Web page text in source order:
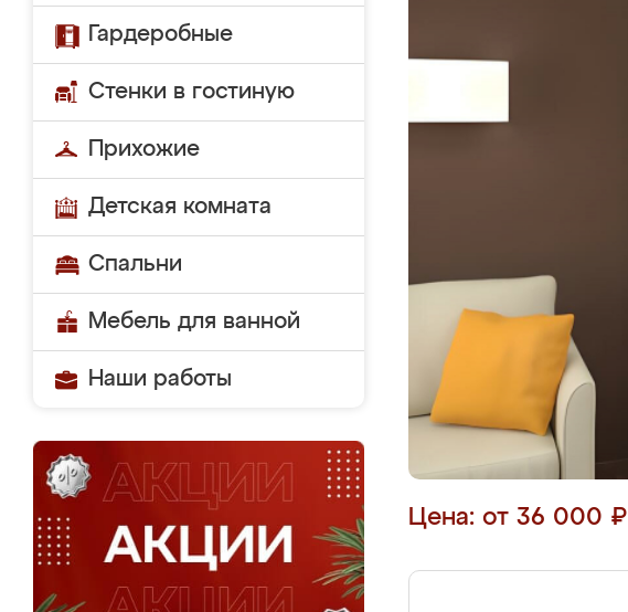
Гардеробные
Стенки в гостиную
Прихожие
Детская комната
Спальни
Мебель для ванной
Наши работы
Цена: от 36 000 ₽